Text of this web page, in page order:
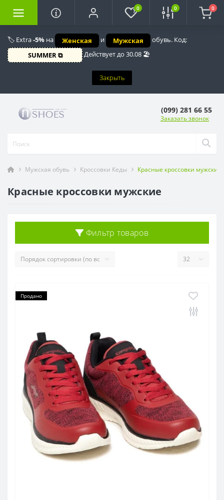
🏷️ Extra-5% на Женская и Мужская
обувь. Код:
SUMMER ⧉
Действует до 30.08 🏖️
Закрыть
0 0 0
(099) 281 66 55
Заказать звонок
Мужская обувь Кроссовки Кеды Красные кроссовки мужские
Красные кроссовки мужские
Фильтр товаров
Продано